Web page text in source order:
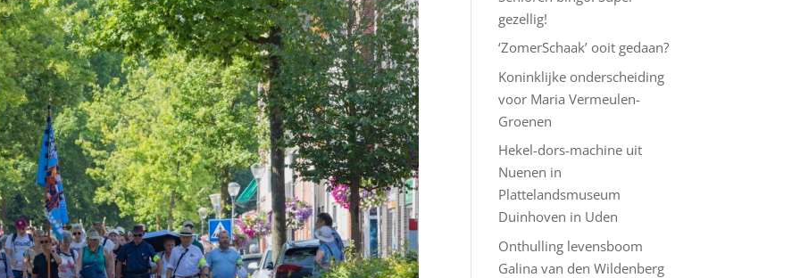
gezellig!
‘ZomerSchaak’ ooit gedaan?
Koninklijke onderscheiding
voor Maria Vermeulen-
Groenen
Hekel-dors-machine uit
Nuenen in
Plattelandsmuseum
Duinhoven in Uden
Onthulling levensboom
Galina van den Wildenberg